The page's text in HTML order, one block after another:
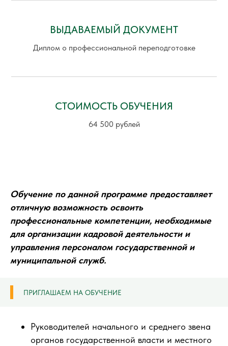
ВЫДАВАЕМЫЙ ДОКУМЕНТ
Диплом о профессиональной переподготовке
СТОИМОСТЬ ОБУЧЕНИЯ
64 500 рублей
Обучение по данной программе предоставляет
отличную возможность освоить
профессиональные компетенции, необходимые
для организации кадровой деятельности и
управления персоналом государственной и
муниципальной служб.
ПРИГЛАШАЕМ НА ОБУЧЕНИЕ
Руководителей начального и среднего звена
органов государственной власти и местного